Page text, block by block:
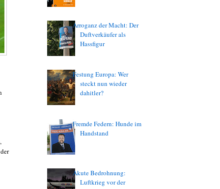
Arroganz der Macht: Der
Duftverkäufer als
Hassfigur
Festung Europa: Wer
steckt nun wieder
dahitler?
Fremde Federn: Hunde im
Handstand
Akute Bedrohnung:
Luftkrieg vor der